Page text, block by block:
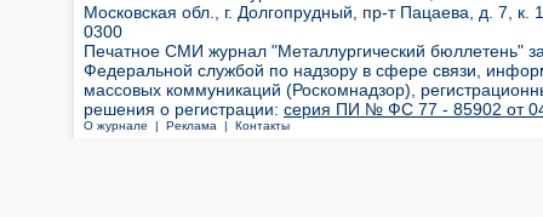
Московская обл., г. Долгопрудный, пр-т Пацаева, д. 7,
0300
Печатное СМИ журнал "Металлургический бюллетень"
Федеральной службой по надзору в сфере связи,
массовых коммуникаций (Роскомнадзор),
решения о регистрации: серия ПИ № ФС 77 - 85902 от 04
О журнале | Реклама | Контакты